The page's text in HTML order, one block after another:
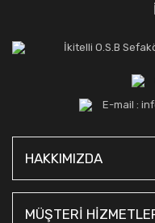
İkitelli O.S.B
E-mail :
HAKKIMIZDA
MÜŞTERİ